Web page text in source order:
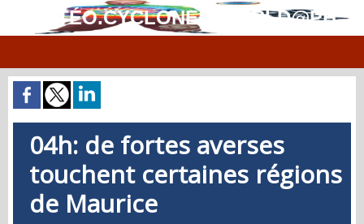
MÉTÉO.CYCLONES.WORLD@PH
04h: de fortes averses
touchent certaines régions
de Maurice